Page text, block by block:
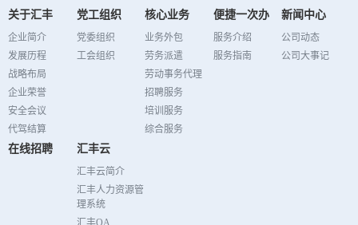
关于汇丰
企业简介
发展历程
战略布局
企业荣誉
安全会议
代驾结算
党工组织
党委组织
工会组织
核心业务
业务外包
劳务派遣
劳动事务代理
招聘服务
培训服务
综合服务
便捷一次办
服务介绍
服务指南
新闻中心
公司动态
公司大事记
在线招聘 汇丰云
汇丰云简介
汇丰人力资源管
理系统
汇丰OA